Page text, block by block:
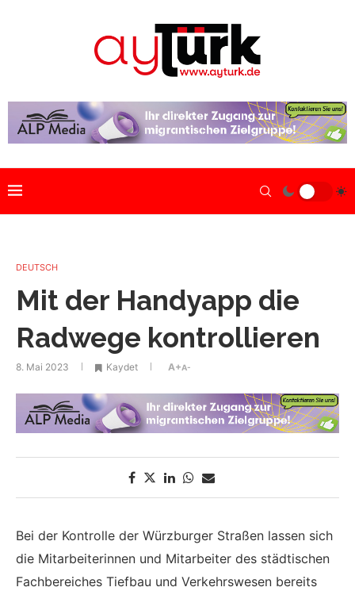
DEUTSCH
Mit der Handyapp die
Radwege kontrollieren
8. Mai 2023 Kaydet A+A-
Bei der Kontrolle der Würzburger Straßen lassen sich
die Mitarbeiterinnen und Mitarbeiter des städtischen
Fachbereiches Tiefbau und Verkehrswesen bereits